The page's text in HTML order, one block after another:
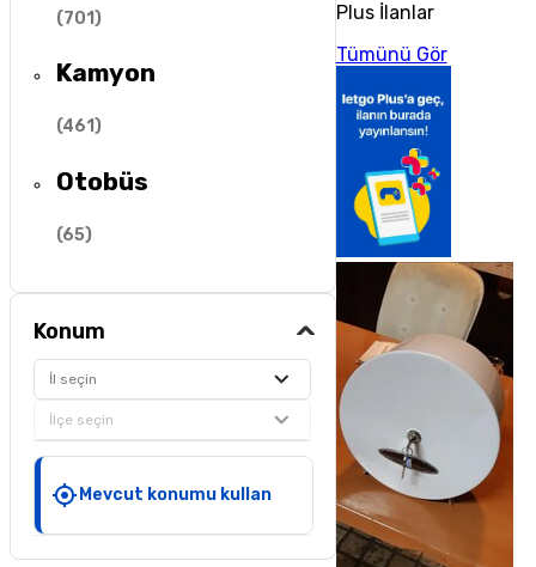
(701)
Kamyon
(461)
Otobüs
(65)
Konum
İl seçin
İlçe seçin
Mevcut konumu kullan
Plus İlanlar
Tümünü Gör